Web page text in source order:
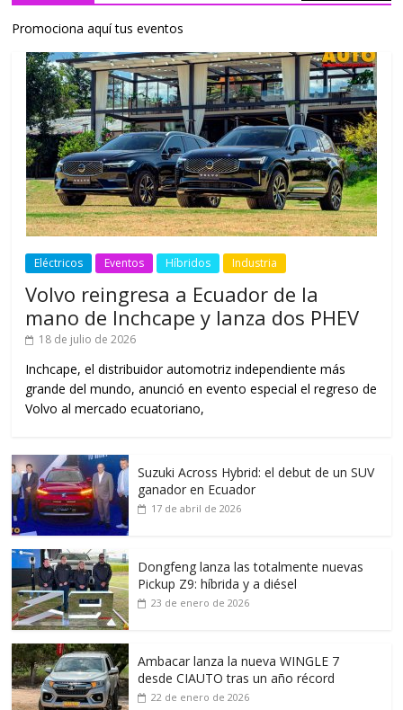
Promociona aquí tus eventos
Eléctricos Eventos Híbridos Industria
Volvo reingresa a Ecuador de la
mano de Inchcape y lanza dos PHEV
18 de julio de 2026
Inchcape, el distribuidor automotriz independiente más
grande del mundo, anunció en evento especial el regreso de
Volvo al mercado ecuatoriano,
Suzuki Across Hybrid: el debut de un SUV
ganador en Ecuador
17 de abril de 2026
Dongfeng lanza las totalmente nuevas
Pickup Z9: híbrida y a diésel
23 de enero de 2026
Ambacar lanza la nueva WINGLE 7
desde CIAUTO tras un año récord
22 de enero de 2026